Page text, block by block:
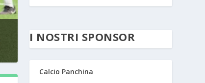
I NOSTRI SPONSOR
Calcio Panchina